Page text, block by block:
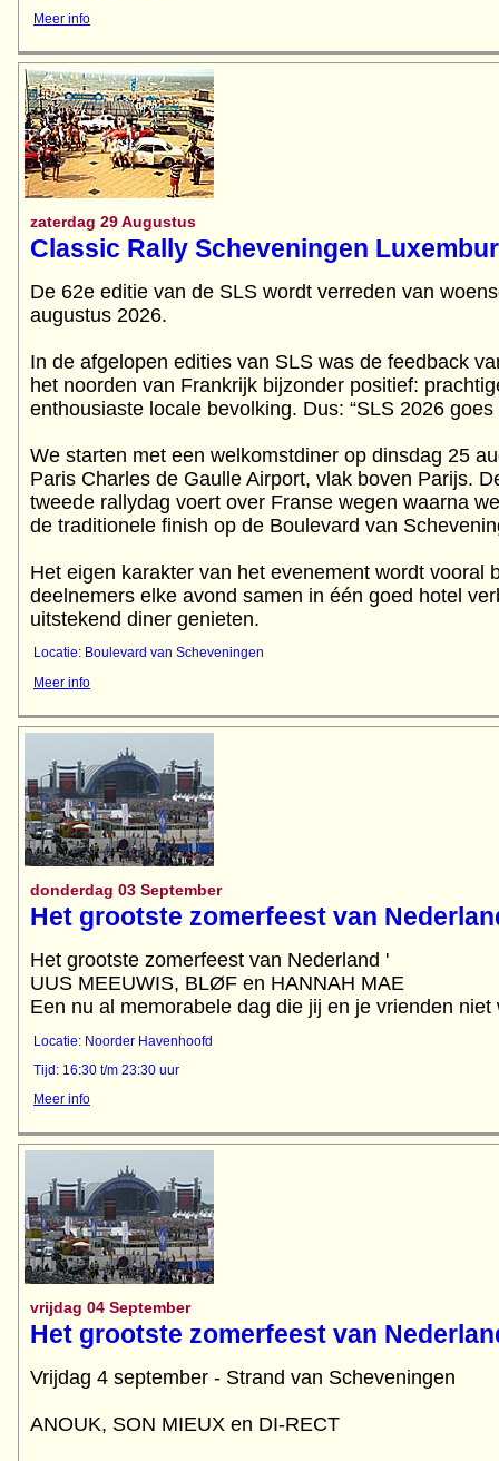
Meer info
zaterdag 29 Augustus
Classic Rally Scheveningen
De 62e editie van de SLS wordt verreden van
augustus 2026.
In de afgelopen edities van SLS was de feedback
het noorden van Frankrijk bijzonder positief:
enthousiaste locale bevolking. Dus: “SLS 2026 goes
We starten met een welkomstdiner op dinsdag 25
Paris Charles de Gaulle Airport, vlak boven Parijs.
tweede rallydag voert over Franse wegen waarna
de traditionele finish op de Boulevard van
Het eigen karakter van het evenement wordt vooral
deelnemers elke avond samen in één goed hotel
Locatie: Boulevard van Scheveningen
Meer info
donderdag 03 September
Het grootste zomerfeest van
Het grootste zomerfeest van Nederland '
UUS MEEUWIS, BLØF en HANNAH MAE
Een nu al memorabele dag die jij en je vrienden niet
Locatie: Noorder Havenhoofd
Tijd: 16:30 t/m 23:30 uur
Meer info
vrijdag 04 September
Het grootste zomerfeest van
Vrijdag 4 september - Strand van Scheveningen
ANOUK, SON MIEUX en DI-RECT